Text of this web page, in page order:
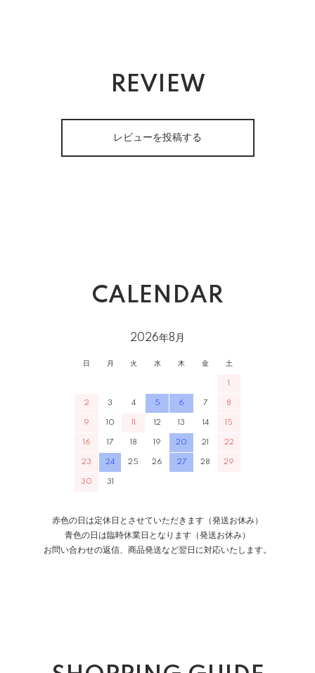
REVIEW
レビューを投稿する
CALENDAR
2026年8月
日 月 火 水 木 金 土
1
2 3 4 5 6 7 8
9 10 11 12 13 14 15
16 17 18 19 20 21 22
23 24 25 26 27 28 29
30 31
赤色の日は定休日とさせていただきます（発送お休み）
青色の日は臨時休業日となります（発送お休み）
お問い合わせの返信、商品発送など翌日に対応いたします。